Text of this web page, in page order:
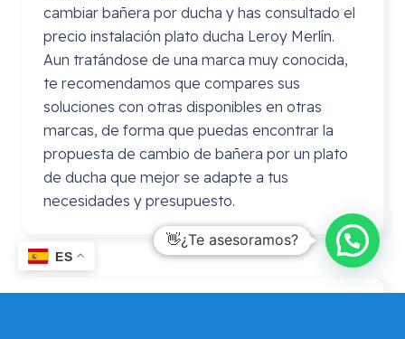
cambiar bañera por ducha y has consultado el
precio instalación plato ducha Leroy Merlín.
Aun tratándose de una marca muy conocida,
te recomendamos que compares sus
soluciones con otras disponibles en otras
marcas, de forma que puedas encontrar la
propuesta de cambio de bañera por un plato
de ducha que mejor se adapte a tus
necesidades y presupuesto.
ES
👋¿Te asesoramos?